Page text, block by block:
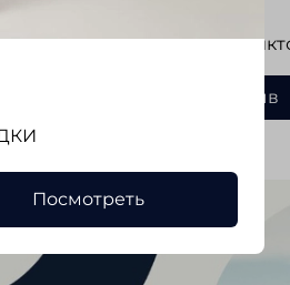
Отзывов еще
Написать отзыв
Посмотреть